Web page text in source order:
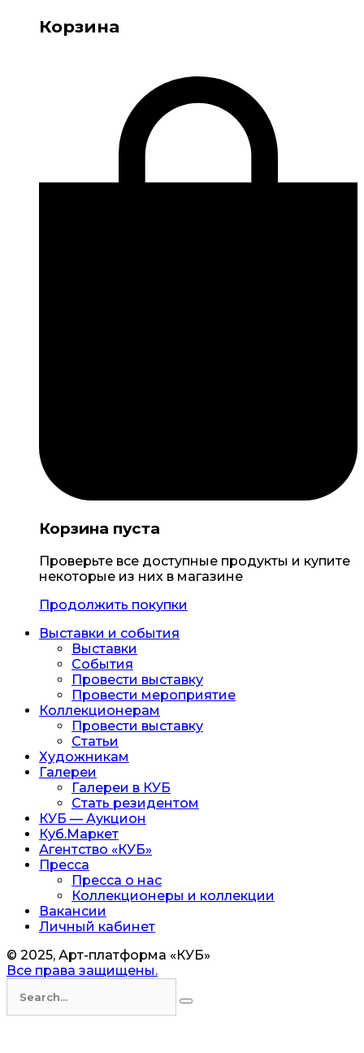
Корзина
Корзина пуста
Проверьте все доступные продукты и купите
некоторые из них в магазине
Продолжить покупки
Выставки и события
Выставки
События
Провести выставку
Провести мероприятие
Коллекционерам
Провести выставку
Статьи
Художникам
Галереи
Галереи в КУБ
Стать резидентом
КУБ — Аукцион
Куб.Маркет
Агентство «КУБ»
Пресса
Пресса о нас
Коллекционеры и коллекции
Вакансии
Личный кабинет
© 2025, Арт-платформа «КУБ»
Все права защищены.